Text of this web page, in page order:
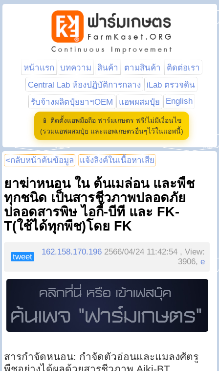
หน้าแรก บทความ สินค้า ตามสินค้า
ติดต่อเรา
Central Lab ห้องปฏิบัติการกลาง
iLab ตรวจดิน
รับจ้างผลิตปุ๋ยยาฯOEM
แอพผสมปุ๋ย English
📱 ติดตั้งแอพมือถือ ฟาร์มเกษตร ฟรี!ไม่มีเงื่อนไข
(รวมแอพผสมปุ๋ย และแอพเกษตรอื่นๆไว้ในแอพนี้)
<กลับหน้าค้นข้อมูล แจ้งลิงค์ในเนื้อหาเสีย
ยาฆ่าหนอน ใน ต้นเมล่อน และพืช
ทุกชนิด เป็นสารชีวภาพปลอดภัย
ปลอดสารพิษ ไอกี้-บีที และ FK-
T(ใช้ได้ทุกพืช)โดย FK
tweet
162.158.170.196 2566/04/24 11:42:54 , View:
3906,e
สารกำจัดหนอน: กำจัดตัวอ่อนและแมลงศัตรู